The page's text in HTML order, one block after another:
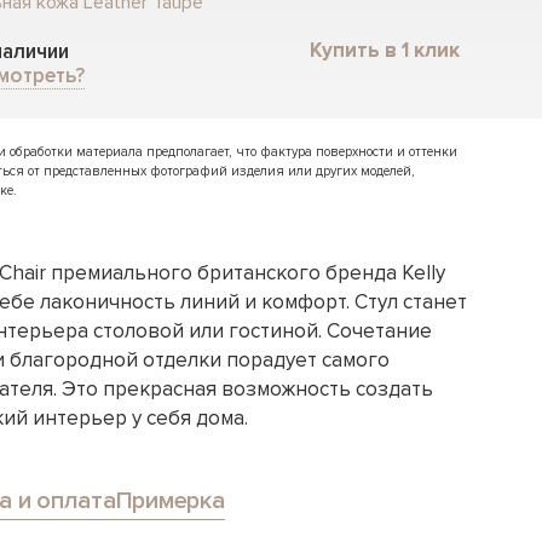
Купить в 1 клик
материала предполагает, что фактура поверхности и оттенки
от представленных фотографий изделия или других моделей,
премиального британского бренда Kelly
лаконичность линий и комфорт. Стул станет
столовой или гостиной. Сочетание
отделки порадует самого
Это прекрасная возможность создать
интерьер у себя дома.
и оплатаПримерка